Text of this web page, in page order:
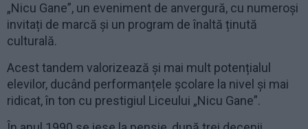
„Nicu Gane”, un eveniment de anvergură, cu numeroși
invitați de marcă și un program de înaltă ținută
culturală.
Acest tandem valorizează și mai mult potențialul
elevilor, ducând performanțele școlare la nivel și mai
ridicat, în ton cu prestigiul Liceului „Nicu Gane”.